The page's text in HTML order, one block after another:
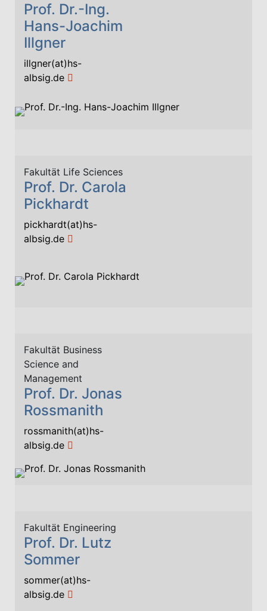
Prof. Dr.-Ing.
Hans-Joachim
Illgner
illgner(at)hs-
albsig.de
Fakultät Life Sciences
Prof. Dr. Carola
Pickhardt
pickhardt(at)hs-
albsig.de
Fakultät Business
Science and
Management
Prof. Dr. Jonas
Rossmanith
rossmanith(at)hs-
albsig.de
Fakultät Engineering
Prof. Dr. Lutz
Sommer
sommer(at)hs-
albsig.de